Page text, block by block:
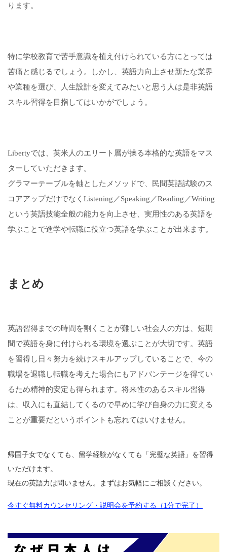
ります。
特に学校教育で苦手意識を植え付けられている方にとっては
苦痛と感じるでしょう。しかし、英語力向上させ新たな業界
や業種を選び、人生設計を変えてみたいと思う人は是非英語
スキル習得を目指してはいかがでしょう。
Libertyでは、英米人のエリート層が操る本格的な英語をマス
ターしていただきます。
グラマーテーブルを軸としたメソッドで、民間英語試験のス
コアアップだけでなくListening／Speaking／Reading／Writing
という英語技能全般の能力を向上させ、実用性のある英語を
学ぶことで進学や転職に役立つ英語を学ぶことが出来ます。
まとめ
英語習得までの時間を割くことが難しい社会人の方は、短期
間で英語を身に付けられる環境を選ぶことが大切です。英語
を習得し日々努力を続けスキルアップしていることで、今の
職場を退職し転職を考えた場合にもアドバンテージを得てい
るため精神的安定も得られます。将来性のあるスキル習得
は、収入にも直結してくるので早めに学び自身の力に変える
ことが重要だというポイントも忘れてはいけません。
帰国子女でなくても、留学経験がなくても「完璧な英語」を習得
いただけます。
現在の英語力は問いません。まずはお気軽にご相談ください。
今すぐ無料カウンセリング・説明会を予約する（1分で完了）